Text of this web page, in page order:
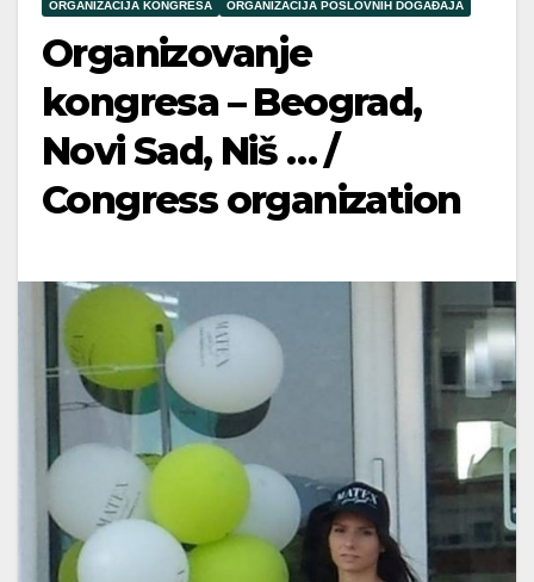
ORGANIZACIJA KONGRESA ORGANIZACIJA POSLOVNIH DOGAĐAJA
Organizovanje
kongresa – Beograd,
Novi Sad, Niš … /
Congress organization